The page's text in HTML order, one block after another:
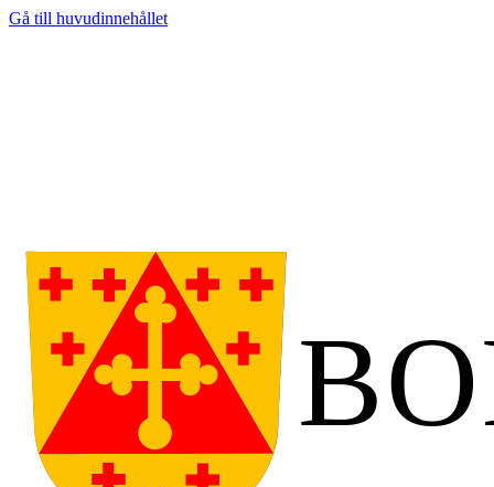
Gå till huvudinnehållet